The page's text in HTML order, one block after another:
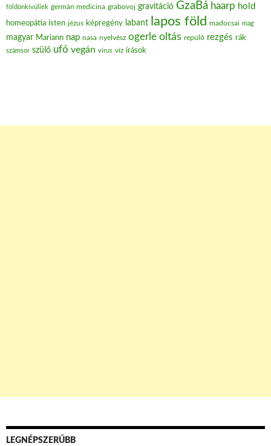
földönkívüliek germán medicina grabovoj gravitáció GzaBá haarp hold
homeopátia isten jézus képregény labant lapos föld madocsai mag
magyar Mariann nap nasa nyelvész ogerle oltás repülő rezgés rák
számsor szülő ufó vegán vírus víz írások
LEGNÉPSZERŰBB